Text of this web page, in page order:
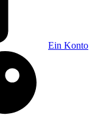
Ein Konto